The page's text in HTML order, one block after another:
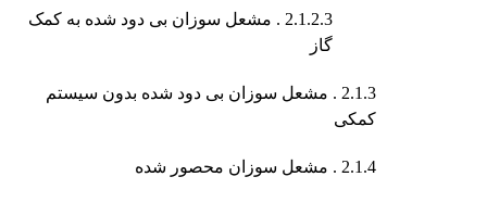
2.1.2.3 . مشعل سوزان بی دود شده به کمک
گاز
2.1.3 . مشعل سوزان بی دود شده بدون سیستم
کمکی
2.1.4 . مشعل سوزان محصور شده